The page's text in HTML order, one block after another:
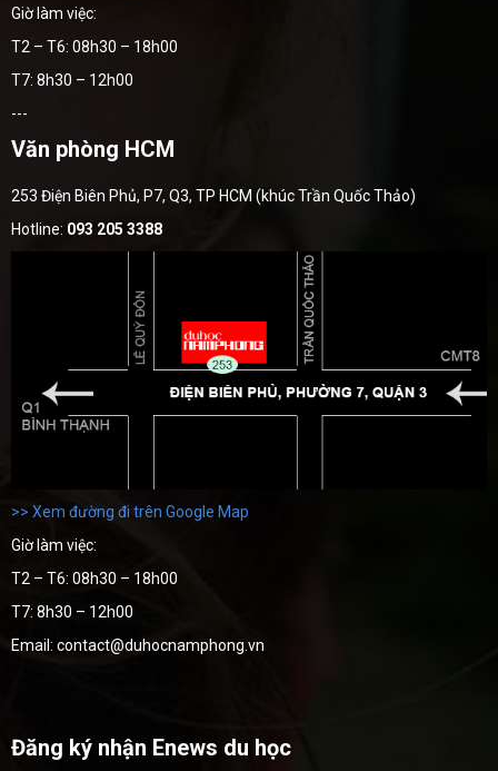
Giờ làm việc:
T2 – T6: 08h30 – 18h00
T7: 8h30 – 12h00
---
Văn phòng HCM
253 Điện Biên Phủ, P7, Q3, TP HCM (khúc Trần Quốc Thảo)
Hotline: 093 205 3388
>> Xem đường đi trên Google Map
Giờ làm việc:
T2 – T6: 08h30 – 18h00
T7: 8h30 – 12h00
Email: contact@duhocnamphong.vn
Đăng ký nhận Enews du học